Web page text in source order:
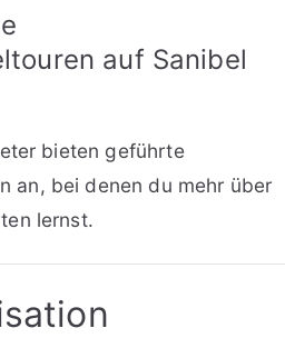
auf Sanibel
bieten geführte
an, bei denen du mehr über
lernst.